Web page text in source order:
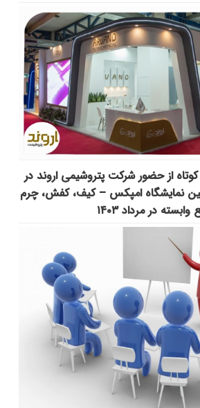
کوتاه از حضور شرکت پتروشیمی اروند در
نمایشگاه امپکس‌ – کیف، کفش، چرم
در مرداد ۱۴۰۳